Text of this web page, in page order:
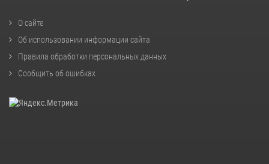
О сайте
Об использовании информации сайта
Правила обработки персональных данных
Сообщить об ошибках